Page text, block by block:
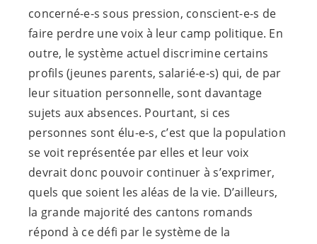
concerné-e-s sous pression, conscient-e-s de
faire perdre une voix à leur camp politique. En
outre, le système actuel discrimine certains
profils (jeunes parents,salarié-e-s) qui, de par
leur situation personnelle, sont davantage
sujets aux absences. Pourtant, si ces
personnes sont élu-e-s, c’est que la population
se voit représentée par elles et leur voix
devrait donc pouvoir continuer à s’exprimer,
quels que soient les aléas de la vie. D’ailleurs,
la grande majorité des cantons romands
répond à ce défi par le système de la